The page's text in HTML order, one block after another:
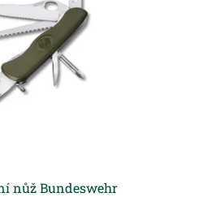
nůž Bundeswehr